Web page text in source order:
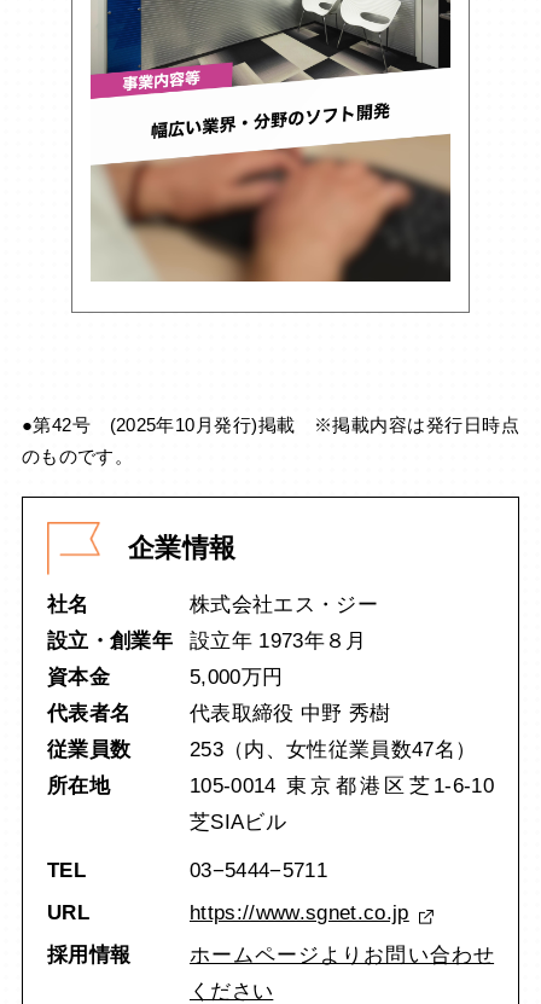
●第42号 (2025年10月発行)掲載 ※掲載内容は発行日時点
のものです。
企業情報
社名
株式会社エス・ジー
設立・創業年
設立年 1973年８月
資本金
5,000万円
代表者名
代表取締役 中野 秀樹
従業員数
253（内、女性従業員数47名）
所在地
105-0014 東京都港区芝1-6-10
芝SIAビル
TEL
03−5444−5711
URL
https://www.sgnet.co.jp
採用情報
ホームページよりお問い合わせ
ください